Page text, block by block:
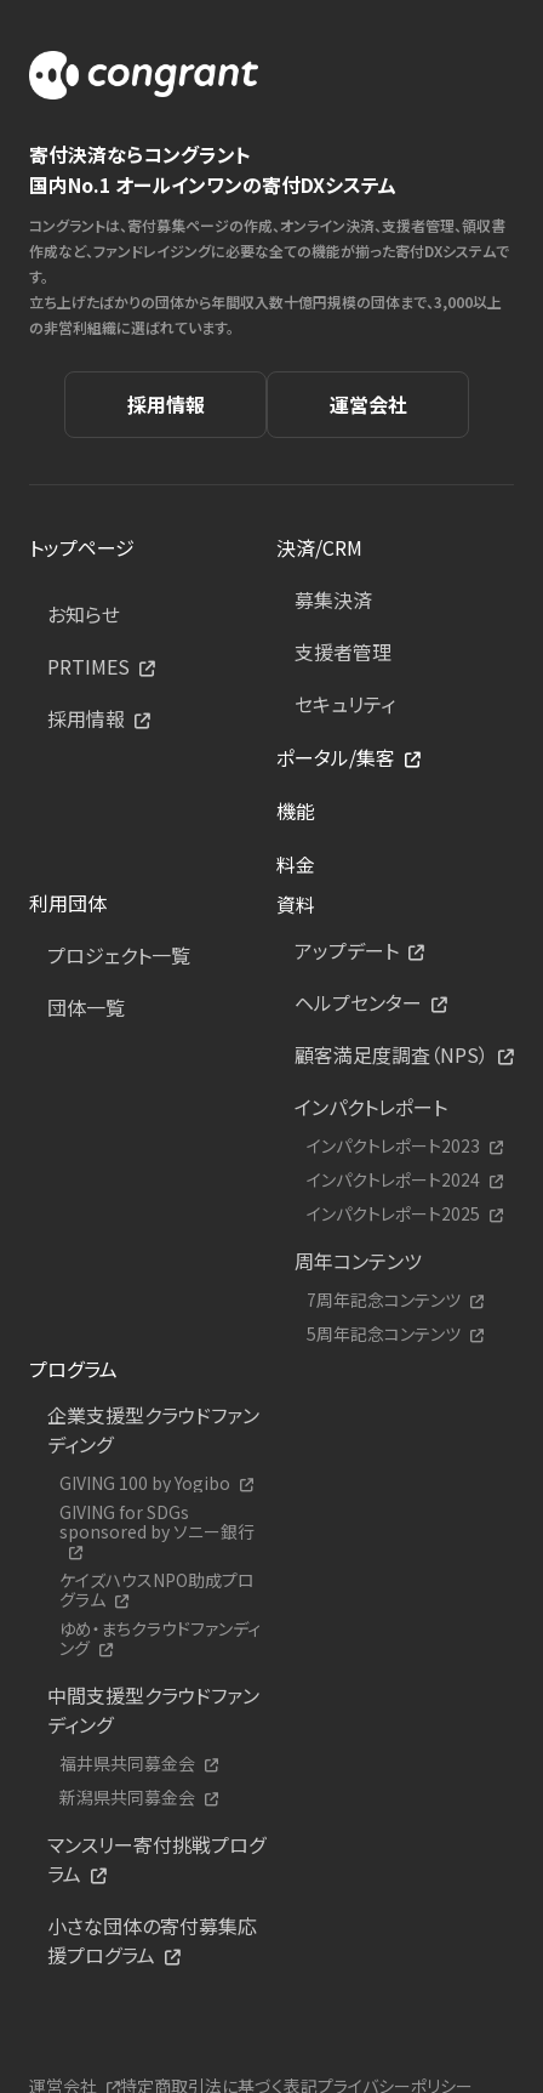
寄付決済ならコングラント
国内No.1 オールインワンの寄付DXシステム
コングラントは、寄付募集ページの作成、オンライン決済、支援者管理、領収書
作成など、ファンドレイジングに必要な全ての機能が揃った寄付DXシステムで
す。
立ち上げたばかりの団体から年間収入数十億円規模の団体まで、3,000以上
の非営利組織に選ばれています。
採用情報 運営会社
トップページ
お知らせ
PRTIMES
採用情報
決済/CRM
募集決済
支援者管理
セキュリティ
ポータル/集客
機能
料金
利用団体
プロジェクト一覧
団体一覧
資料
アップデート
ヘルプセンター
顧客満足度調査（NPS）
インパクトレポート
インパクトレポート2023
インパクトレポート2024
インパクトレポート2025
周年コンテンツ
7周年記念コンテンツ
5周年記念コンテンツ
プログラム
企業支援型クラウドファン
ディング
GIVING 100 by Yogibo
GIVING for SDGs
sponsored by ソニー銀行
ケイズハウスNPO助成プロ
グラム
ゆめ・まちクラウドファンディ
ング
中間支援型クラウドファン
ディング
福井県共同募金会
新潟県共同募金会
マンスリー寄付挑戦プログ
ラム
小さな団体の寄付募集応
援プログラム
運営会社 特定商取引法に基づく表記プライバシーポリシー